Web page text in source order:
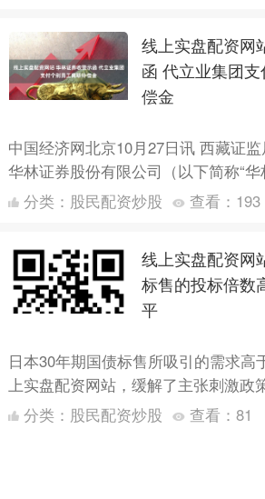
线上实盘配资网
函 代立业集团
偿金
中国经济网北京10月27日讯 西藏证
华林证券股份有限公司（以下简称“华
警示函措施的决定。经查线上实盘配
分类： 股民配资炒股 查看： 193
线上实盘配资网
标售的投标倍数
平
日本30年期国债标售所吸引的需求高
上实盘配资网站，缓解了主张刺激政
选执政党党首后引发的投资者担忧。
分类： 股民配资炒股 查看： 81